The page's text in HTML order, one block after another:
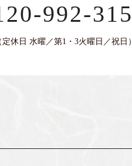
992-315
定休日 水曜／第1・3火曜日／祝日）